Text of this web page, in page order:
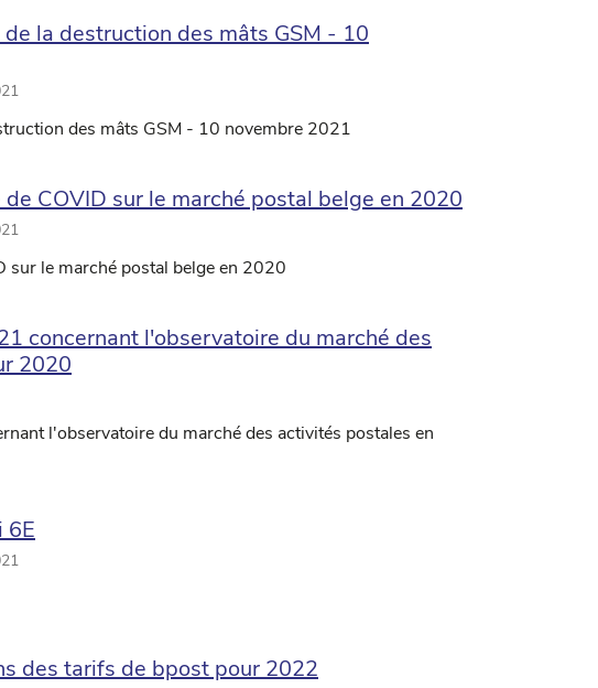
la destruction des mâts GSM - 10
des mâts GSM - 10 novembre 2021
COVID sur le marché postal belge en 2020
sur le marché postal belge en 2020
concernant l'observatoire du marché des
2020
l'observatoire du marché des activités postales en
6E
des tarifs de bpost pour 2022